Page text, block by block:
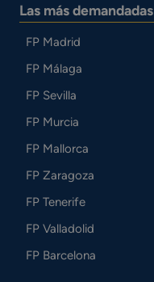
Las más demandadas
FP Madrid
FP Málaga
FP Sevilla
FP Murcia
FP Mallorca
FP Zaragoza
FP Tenerife
FP Valladolid
FP Barcelona